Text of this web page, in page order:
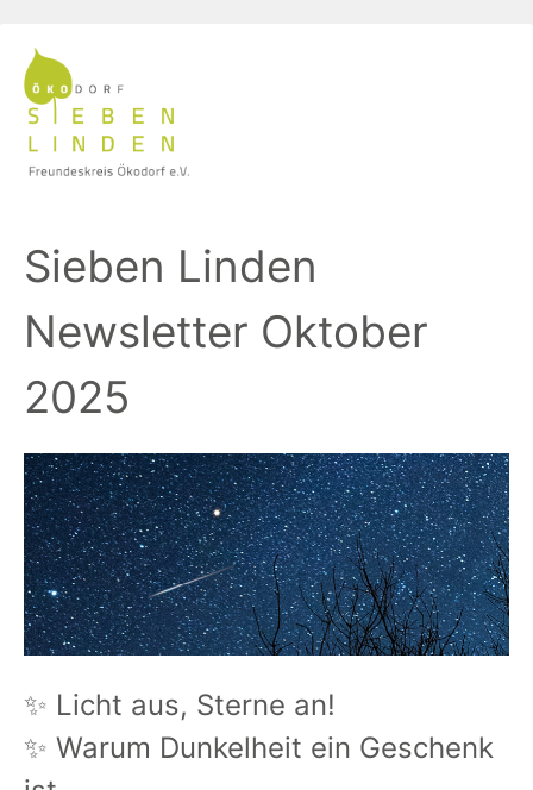
Sieben Linden
Newsletter Oktober
2025
✨ Licht aus, Sterne an!
✨ Warum Dunkelheit ein Geschenk